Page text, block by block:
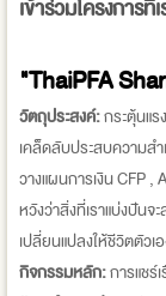
เข้าร่วมโครงการที่
"ThaiPFA
วัตถุประสงค์:กระตุ้นแร
เคล็ดลับประสบความส
วางแผนการเงิน CFP ,
หวังว่าสิ่งที่เราแบ่งปันจ
เปลี่ยนแปลงให้ชีวิตตัวเ
กิจกรรมหลัก:การแชร์